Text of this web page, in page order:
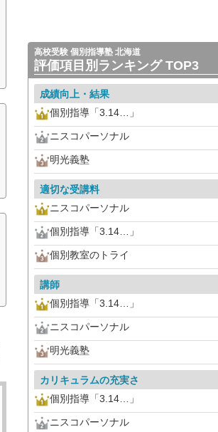
高校受験 個別指導塾 北海道
評価項目別ランキング TOP3
成績向上・結果
個別指導「3.14…」
ニスコパーソナル
明光義塾
適切な受講料
ニスコパーソナル
個別指導「3.14…」
個別教室のトライ
講師
個別指導「3.14…」
ニスコパーソナル
明光義塾
カリキュラムの充実さ
個別指導「3.14…」
ニスコパーソナル